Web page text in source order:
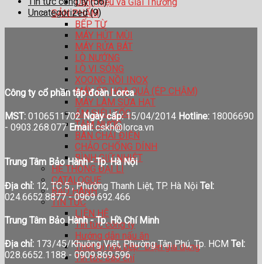
SẢN PHẨM
BẾP TỪ
MÁY HÚT MÙI
MÁY RỬA BÁT
LÒ NƯỚNG
LÒ VI SÓNG
XOONG NỒI INOX
MÁY ÉP HOA QUẢ (ÉP CHẬM)
MÁY LÀM SỮA HẠT
ẤM SIÊU TỐC
TĂM NƯỚC
BÀN CHẢI ĐIỆN
CHẢO CHỐNG DÍNH
BÌNH GIỮ NHIỆT
HỆ THỐNG ĐẠI LÍ
CATALOGUE
BẢO HÀNH
TIN TỨC
LIÊN HỆ
Tin tức công ty
Hướng dẫn nấu ăn
Thiết bị nhà bếp- Điện gia dụng
Tin tức báo chí
Uncategorized(9)
Công ty cổ phần tập đoàn Lorca
MST: 0106511702Ngày cấp:15/04/2014 Hotline: 18006690
- 0903.268.077 Email:cskh@lorca.vn
Trung Tâm Bảo Hành - Tp. Hà Nội
Địa chỉ: 12, TC 5 , Phường Thanh Liệt, TP. Hà Nội Tel:
024.6652.8877 - 0969.692.466
Trung Tâm Bảo Hành - Tp. Hồ Chí Minh
Địa chỉ: 173/45/Khuông Việt, Phường Tân Phú, Tp. HCM Tel:
028.6652.1188 - 0909.869.596